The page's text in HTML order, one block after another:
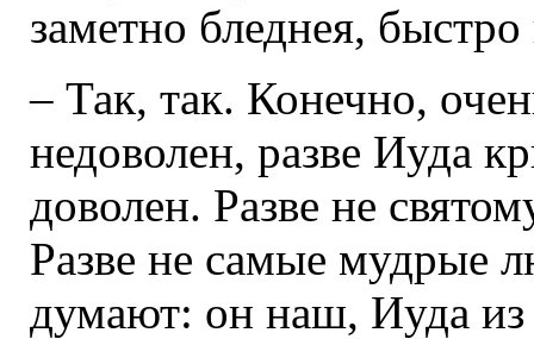
заметно бледнея,
– Так, так. Конечно,
недоволен, разве Иуда
доволен. Разве не
Разве не самые мудрые
думают: он наш, Иуда